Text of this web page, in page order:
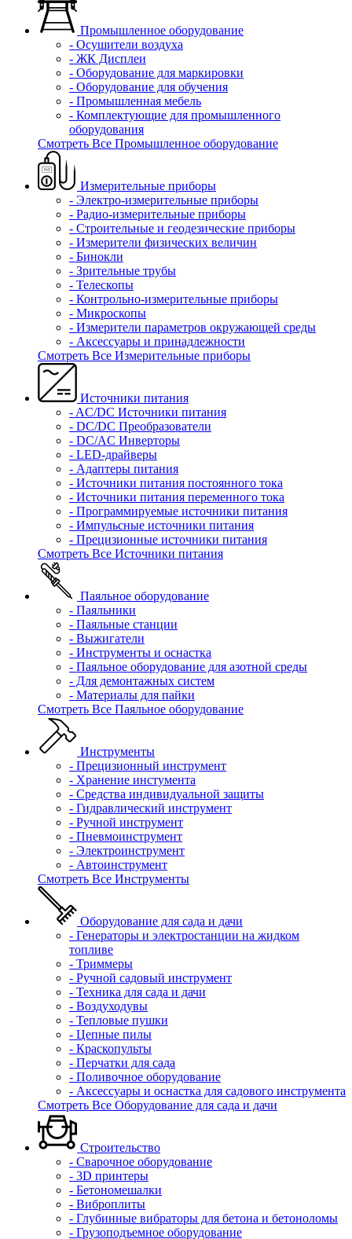
Промышленное оборудование
- Осушители воздуха
- ЖК Дисплеи
- Оборудование для маркировки
- Оборудование для обучения
- Промышленная мебель
- Комплектующие для промышленного
оборудования
Смотреть Все Промышленное оборудование
Измерительные приборы
- Электро-измерительные приборы
- Радио-измерительные приборы
- Строительные и геодезические приборы
- Измерители физических величин
- Бинокли
- Зрительные трубы
- Телескопы
- Контрольно-измерительные приборы
- Микроскопы
- Измерители параметров окружающей среды
- Аксессуары и принадлежности
Смотреть Все Измерительные приборы
Источники питания
- AC/DC Источники питания
- DC/DC Преобразователи
- DC/AC Инверторы
- LED-драйверы
- Адаптеры питания
- Источники питания постоянного тока
- Источники питания переменного тока
- Программируемые источники питания
- Импульсные источники питания
- Прецизионные источники питания
Смотреть Все Источники питания
Паяльное оборудование
- Паяльники
- Паяльные станции
- Выжигатели
- Инструменты и оснастка
- Паяльное оборудование для азотной среды
- Для демонтажных систем
- Материалы для пайки
Смотреть Все Паяльное оборудование
Инструменты
- Прецизионный инструмент
- Хранение инстумента
- Средства индивидуальной защиты
- Гидравлический инструмент
- Ручной инструмент
- Пневмоинструмент
- Электроинструмент
- Автоинструмент
Смотреть Все Инструменты
Оборудование для сада и дачи
- Генераторы и электростанции на жидком
топливе
- Триммеры
- Ручной садовый инструмент
- Техника для сада и дачи
- Воздуходувы
- Тепловые пушки
- Цепные пилы
- Краскопульты
- Перчатки для сада
- Поливочное оборудование
- Аксессуары и оснастка для садового инструмента
Смотреть Все Оборудование для сада и дачи
Строительство
- Сварочное оборудование
- 3D принтеры
- Бетономешалки
- Виброплиты
- Глубинные вибраторы для бетона и бетоноломы
- Грузоподъемное оборудование